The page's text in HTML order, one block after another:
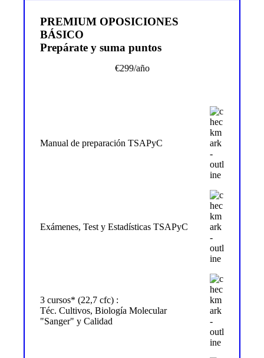
PREMIUM OPOSICIONES
BÁSICO
Prepárate y suma puntos
€299/año
Manual de preparación TSAPyC
Exámenes, Test y Estadísticas TSAPyC
3 cursos* (22,7 cfc) :
Téc. Cultivos, Biología Molecular
"Sanger" y Calidad